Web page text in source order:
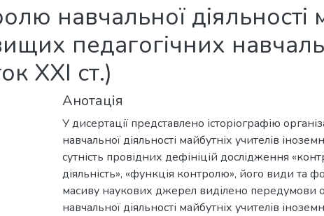
навчальної діяльності
педагогічних
ХХІ ст.)
Анотація
У дисертації представлено історіографію
навчальної діяльності майбутніх учителів
сутність провідних дефініцій дослідження
діяльність», «функція контролю», його види та
масиву наукових джерел виділено передумови
навчальної діяльності майбутніх учителів